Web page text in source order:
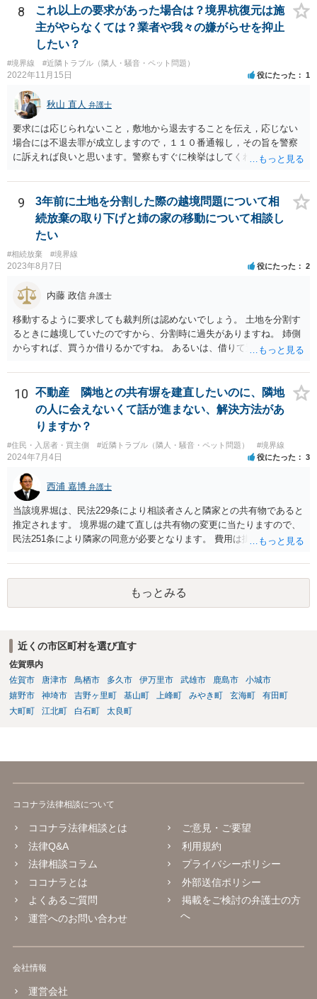
的には難しいように思われます。 また、「隣地（相談者様）の許可」
というのが何の許可を示しているのか判然としませんが、一般に、高
層建築物の建築確認を得る際は、近隣住民と協議してその建築に関し
同意を得るよう行政指導が行われておりますので、（推測になってし
まいますが）この同意を得ている旨虚偽の申請を行い、建築許可を得
たのかもしれません。 近隣住民の同意は必須の要件ではないため、直
ちに建築確認自体が取り消されるわけではございませんが、虚偽の申
請を行ったことについて申請者の責任を追及する余地はあろうかと存
じます。 お話をお聞きする限り、相手方のやり口は非常に強引かつ高
圧的で、相談者様が恐怖を感じるのは無理もないことかと思います。
相手方の態度を見ていると、無理矢理塀を破壊して建築工事を強行す
るおそれすらあるように思われますので、相手方に、塀の取り壊しに
付けるとともに、行政にも相談するのがよろしいかと存じます。 ま
た、相談者様が弁護士に依頼することで、相手方との交渉は全て弁護
士に任せることができ、相手方と話さなければならないという精神的
なご負担をなくすこともできます。 相手方に恐怖を感じ、ご自身で話
し合いを行うことができそうにないようでしたら、一度弁護士に依頼
れば幸いです。
8
これ以上の要求があった場合は？境界杭復元は施
主がやらなくては？業者や我々の嫌がらせを抑止
したい？
#境界線 #近隣トラブル（隣人・騒音・ペット問題）
2022年11月15日 役にたった 1
秋山 直人 弁護士
要求には応じられないこと，敷地から退去することを伝え，応じない
場合には不退去罪が成立しますので，１１０番通報し，その旨を警察
に訴えれば良いと思います。警察もすぐに検挙はしてくれませんが，
います。 弁護士には，不当要求の拒絶ということで依頼すれば良いと
思います。不当要求には「落としどころ」は存在しません。明確に要
求を拒絶し，不満なら裁判所で解決するように伝えるべきです（不当
要求してくる相手は，実際に裁判所に訴えることは少ないですが）
9
3年前に土地を分割した際の越境問題について相
続放棄の取り下げと姉の家の移動について相談し
たい
#相続放棄 #境界線
2023年8月7日 役にたった 2
内藤 政信 弁護士
移動するように要求しても裁判所は認めないでしょう。 土地を分割す
るときに越境していたのですから、分割時に過失がありますね。 姉側
からすれば、買うか借りるかですね。 あるいは、借りて置いて、次回
ば、異動や撤去を求めることは、信義則上、認められないので どこか
で妥協するしかないでしょうね。
10
不動産 隣地との共有塀を建直したいのに、隣地
の人に会えないくて話が進まない、解決方法があ
りますか？
#住民・入居者・買主側 #近隣トラブル（隣人・騒音・ペット問題） #境界線
2024年7月4日 役にたった 3
西浦 嘉博 弁護士
当該境界堀は、民法229条により相談者さんと隣家との共有物であると
推定されます。 境界堀の建て直しは共有物の変更に当たりますので、
民法251条により隣家の同意が必要となります。 費用は掛かります
修の必要性、工事の見積もりや期間、負担割合の提案などを記載した
書面を作成し送付されてみてはいかがでしょうか。
もっとみる
近くの市区町村を選び直す
佐賀県内
佐賀市
唐津市 鳥栖市 多久市 伊万里市 武雄市 鹿島市
小城市
嬉野市
神埼市 吉野ヶ里町 基山町 上峰町 みやき町 玄海町
有田町
大町町
江北町 白石町 太良町
ココナラ法律相談について
ココナラ法律相談とは
法律Q&A
法律相談コラム
ココナラとは
よくあるご質問
運営へのお問い合わせ
ご意見・ご要望
利用規約
プライバシーポリシー
外部送信ポリシー
掲載をご検討の弁護士の方
へ
会社情報
運営会社